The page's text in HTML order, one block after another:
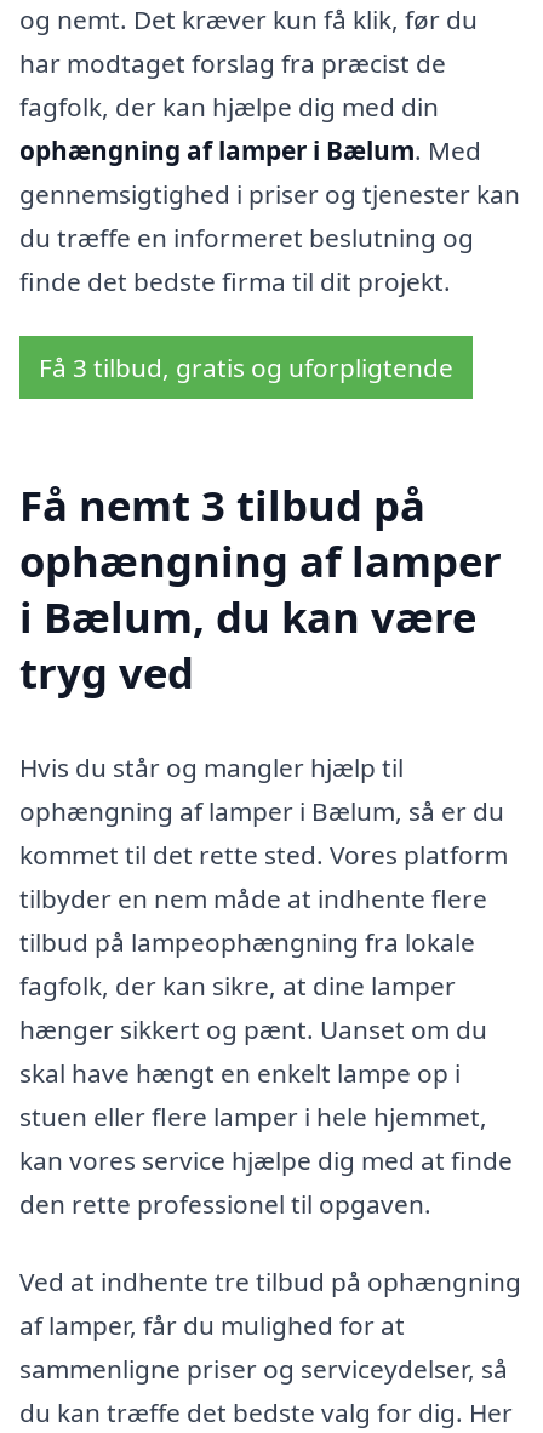
og nemt. Det kræver kun få klik, før du
har modtaget forslag fra præcist de
fagfolk, der kan hjælpe dig med din
ophængning af lamper i Bælum. Med
gennemsigtighed i priser og tjenester kan
du træffe en informeret beslutning og
finde det bedste firma til dit projekt.
Få 3 tilbud, gratis og uforpligtende
Få nemt 3 tilbud på
ophængning af lamper
i Bælum, du kan være
tryg ved
Hvis du står og mangler hjælp til
ophængning af lamper i Bælum, så er du
kommet til det rette sted. Vores platform
tilbyder en nem måde at indhente flere
tilbud på lampeophængning fra lokale
fagfolk, der kan sikre, at dine lamper
hænger sikkert og pænt. Uanset om du
skal have hængt en enkelt lampe op i
stuen eller flere lamper i hele hjemmet,
kan vores service hjælpe dig med at finde
den rette professionel til opgaven.
Ved at indhente tre tilbud på ophængning
af lamper, får du mulighed for at
sammenligne priser og serviceydelser, så
du kan træffe det bedste valg for dig. Her